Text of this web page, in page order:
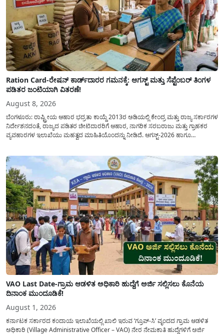
Ration Card-ರೇಷನ್ ಕಾರ್ಡ್‍ದಾರರ ಗಮನಕ್ಕೆ: ಆಗಸ್ಟ್ ಮತ್ತು ಸೆಪ್ಟೆಂಬರ್ ತಿಂಗಳ
ಪಡಿತರ ಜಂಟಿಯಾಗಿ ವಿತರಣೆ!
August 8, 2026
ಬೆಂಗಳೂರು: ರಾಷ್ಟ್ರೀಯ ಆಹಾರ ಭದ್ರತಾ ಕಾಯ್ದೆ 2013ರ ಅಡಿಯಲ್ಲಿ ಕೇಂದ್ರ ಮತ್ತು ರಾಜ್ಯ ಸರ್ಕಾರಗಳ
ನಿರ್ದೇಶನದಂತೆ, ರಾಜ್ಯದ ಪಡಿತರ ಚೀಟಿದಾರರಿಗೆ ಆಹಾರ, ನಾಗರಿಕ ಸರಬರಾಜು ಮತ್ತು ಗ್ರಾಹಕರ
ವ್ಯವಹಾರಗಳ ಇಲಾಖೆಯು ಮಹತ್ವದ ಮಾಹಿತಿಯೊಂದನ್ನು ನೀಡಿದೆ. ಆಗಸ್ಟ್-2026 ಹಾಗೂ
VAO Last Date-ಗ್ರಾಮ ಆಡಳಿತ ಅಧಿಕಾರಿ ಹುದ್ದೆಗೆ ಅರ್ಜಿ ಸಲ್ಲಿಸಲು ಕೊನೆಯ
ದಿನಾಂಕ ಮುಂದೂಡಿಕೆ!
August 1, 2026
ಕರ್ನಾಟಕ ಸರ್ಕಾರದ ಕಂದಾಯ ಇಲಾಖೆಯಲ್ಲಿ ಖಾಲಿ ಇರುವ ‘ಗ್ರೂಪ್-ಸಿ’ ವೃಂದದ ಗ್ರಾಮ ಆಡಳಿತ
ಅಧಿಕಾರಿ (Village Administrative Officer – VAO) ನೇರ ನೇಮಕಾತಿ ಹುದ್ದೆಗಳಿಗೆ ಅರ್ಜಿ